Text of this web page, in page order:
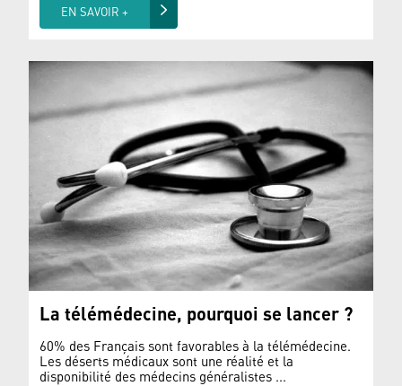
EN SAVOIR +
La télémédecine, pourquoi se lancer ?
60% des Français sont favorables à la télémédecine.
Les déserts médicaux sont une réalité et la
disponibilité des médecins généralistes ...